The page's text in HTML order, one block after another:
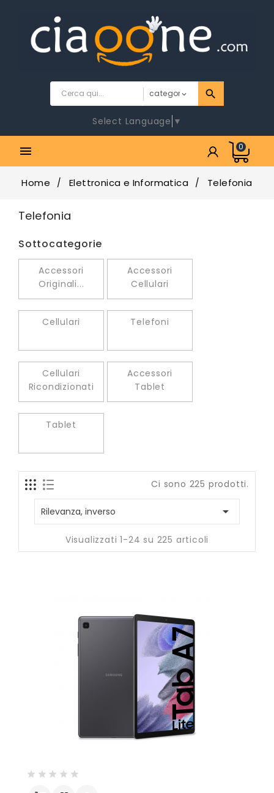
Select Language ▼
 0
Home Elettronica e Informatica Telefonia
Telefonia
Sottocategorie
Accessori
Originali...
Accessori
Cellulari
Cellulari Telefoni
Cellulari
Ricondizionati
Accessori
Tablet
Tablet
Ci sono 225 prodotti.
Rilevanza, inverso 
Visualizzati 1-24 su 225 articoli